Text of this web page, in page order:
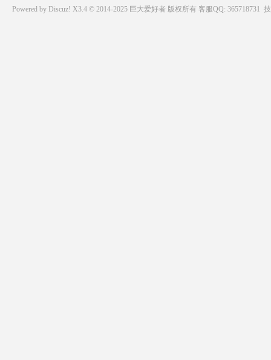
Powered by Discuz! X3.4 © 2014-2025 巨大爱好者版权所有 客服QQ: 365718731